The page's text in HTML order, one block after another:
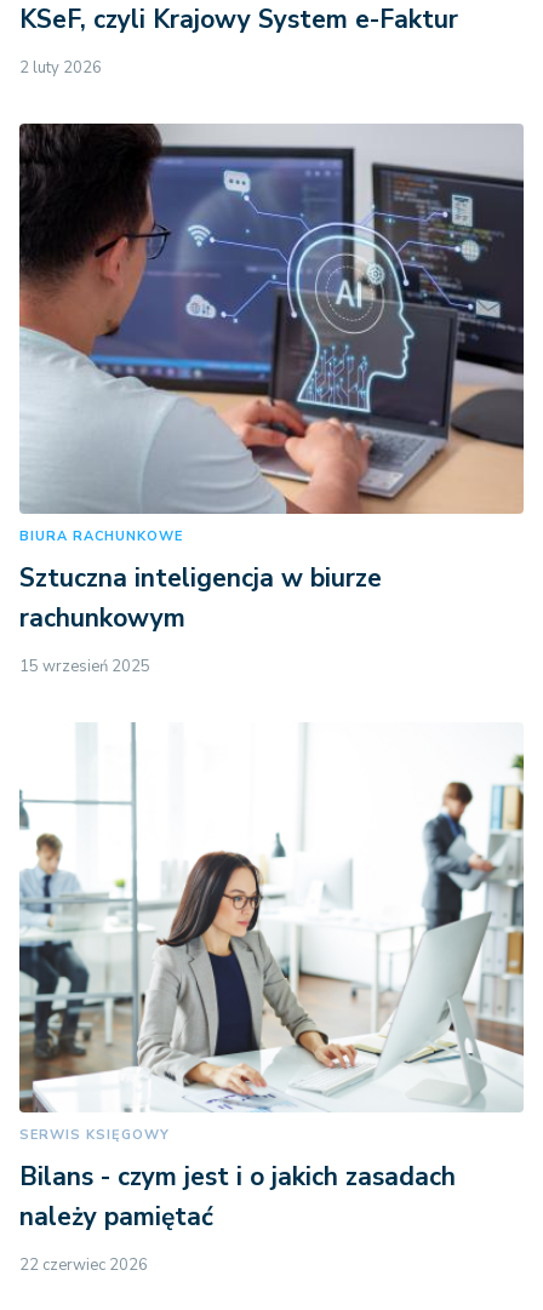
KSeF, czyli Krajowy System e-Faktur
2 luty 2026
BIURA RACHUNKOWE
Sztuczna inteligencja w biurze
rachunkowym
15 wrzesień 2025
SERWIS KSIĘGOWY
Bilans - czym jest i o jakich zasadach
należy pamiętać
22 czerwiec 2026